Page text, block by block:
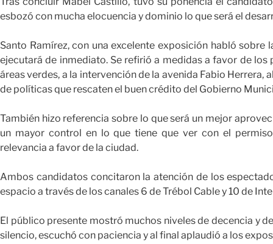
esbozó con mucha elocuencia y dominio lo que será el
Santo Ramírez, con una excelente exposición habló sobre
ejecutará de inmediato. Se refirió a medidas a favor de
áreas verdes, a la intervención de la avenida Fabio Herrera,
de políticas que rescaten el buen crédito del Gobierno
También hizo referencia sobre lo que será un mejor
un mayor control en lo que tiene que ver con el
relevancia a favor de la ciudad.
Ambos candidatos concitaron la atención de los
espacio a través de los canales 6 de Trébol Cable y 10 de
El público presente mostró muchos niveles de decencia y
silencio, escuchó con paciencia y al final aplaudió a los